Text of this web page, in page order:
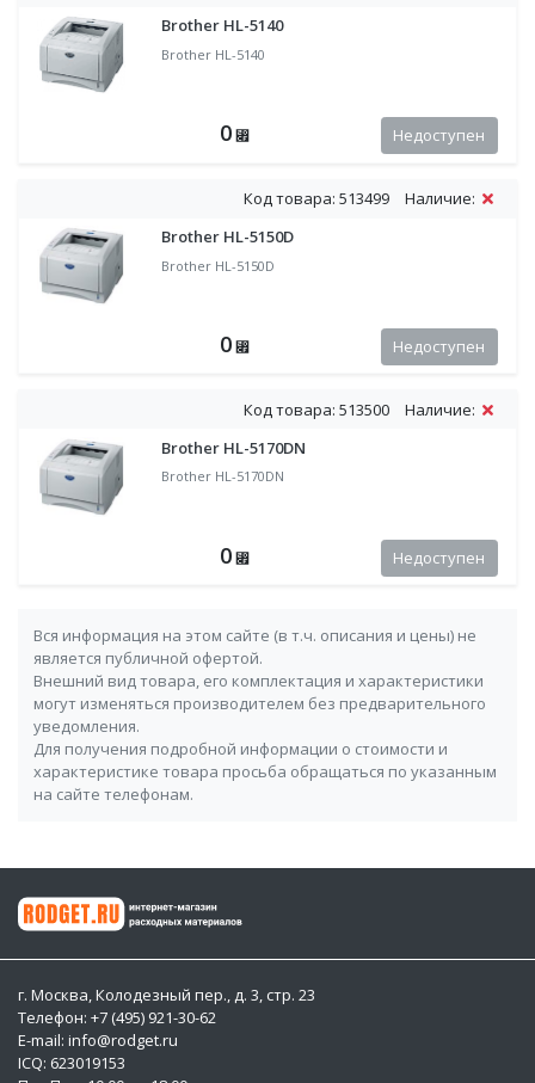
Brother HL-5140
Brother HL-5140
0 ⃏ Недоступен
Код товара: 513499
Наличие:
Brother HL-5150D
Brother HL-5150D
0 ⃏ Недоступен
Код товара: 513500
Наличие:
Brother HL-5170DN
Brother HL-5170DN
0 ⃏ Недоступен
Вся информация на этом сайте (в т.ч. описания и цены) не
является публичной офертой.
Внешний вид товара, его комплектация и характеристики
могут изменяться производителем без предварительного
уведомления.
Для получения подробной информации о стоимости и
характеристике товара просьба обращаться по указанным
на сайте телефонам.
г. Москва, Колодезный пер., д. 3, стр. 23
Телефон: +7 (495) 921-30-62
E-mail: info@rodget.ru
ICQ: 623019153